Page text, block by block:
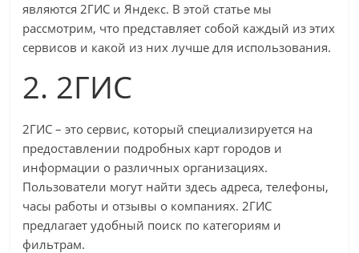
являются 2ГИС и Яндекс. В этой статье мы
рассмотрим, что представляет собой каждый из этих
сервисов и какой из них лучше для использования.
2. 2ГИС
2ГИС – это сервис, который специализируется на
предоставлении подробных карт городов и
информации о различных организациях.
Пользователи могут найти здесь адреса, телефоны,
часы работы и отзывы о компаниях. 2ГИС
предлагает удобный поиск по категориям и
фильтрам.